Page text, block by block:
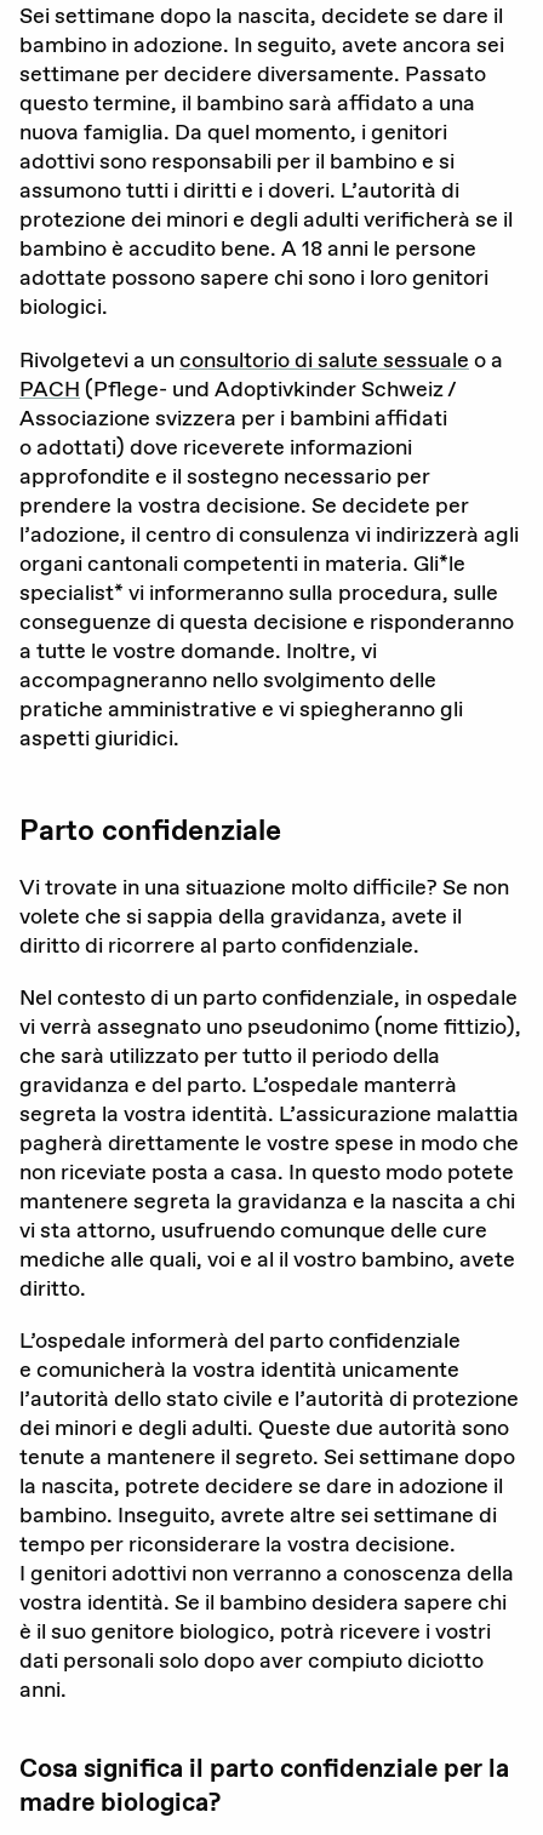
Agenda
Portale offerte d’impiego
Area stampa
Rete giovani
Attività di rete
Consulenza
Emergenze
La nostra organizzazione
I nostri obiettivi
Membri
Partner
Rapporto annuale
DE FR IT
Donare adesso
Sei settimane dopo la nascita, decidete se dare il
bambino in adozione. In seguito, avete ancora sei
settimane per decidere diversamente. Passato
questo termine, il bambino sarà affidato a una
nuova famiglia. Da quel momento, i genitori
adottivi sono responsabili per il bambino e si
assumono tutti i diritti e i doveri. L’autorità di
protezione dei minori e degli adulti verificherà se il
bambino è accudito bene. A18anni le persone
adottate possono sapere chi sono i loro genitori
biologici.
Rivolgetevi a unconsultorio di salute sessuale o a
PACH (Pflege- und Adoptivkinder Schweiz /​
Associazione svizzera per i bambini affidati
o adottati) dove riceverete informazioni
approfondite e il sostegno necessario per
prendere la vostra decisione. Se decidete per
l’adozione, il centro di consulenza vi indirizzerà agli
organi cantonali competenti in materia. Gli*le
specialist* vi informeranno sulla procedura, sulle
conseguenze di questa decisione e risponderanno
a tutte le vostre domande. Inoltre, vi
accompagneranno nello svolgimento delle
pratiche amministrative e vi spiegheranno gli
aspetti giuridici.
Parto confidenziale
Vi trovate in una situazione molto difficile? Se non
volete che si sappia della gravidanza, avete il
diritto di ricorrere al parto confidenziale.
Nel contesto di un parto confidenziale, in ospedale
vi verrà assegnato uno pseudonimo (nome fittizio),
che sarà utilizzato per tutto il periodo della
gravidanza e del parto. L’ospedale manterrà
segreta la vostra identità. L’assicurazione malattia
pagherà direttamente le vostre spese in modo che
non riceviate posta a casa. In questo modo potete
mantenere segreta la gravidanza e la nascita a chi
vi sta attorno, usufruendo comunque delle cure
mediche alle quali, voi e al il vostro bambino, avete
diritto.
L’ospedale informerà del parto confidenziale
e comunicherà la vostra identità unicamente
l’autorità dello stato civile e l’autorità di protezione
dei minori e degli adulti. Queste due autorità sono
tenute a mantenere il segreto. Sei settimane dopo
la nascita, potrete decidere se dare in adozione il
bambino. Inseguito, avrete altre sei settimane di
tempo per riconsiderare la vostra decisione.
I genitori adottivi non verranno a conoscenza della
vostra identità. Se il bambino desidera sapere chi
è il suo genitore biologico, potrà ricevere i vostri
dati personali solo dopo aver compiuto diciotto
anni.
Cosa significa il parto confidenziale per la
madre biologica?